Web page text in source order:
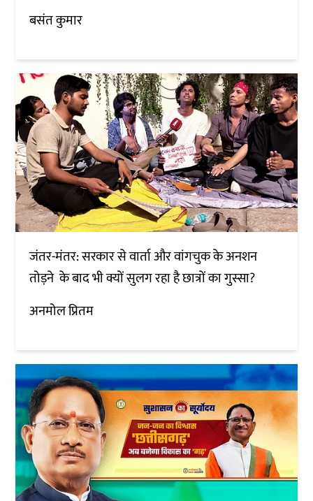
बसंत कुमार
जंतर-मंतर: सरकार से वार्ता और वांगचुक के अनशन
तोड़ने के बाद भी क्यों सुलग रहा है छात्रों का गुस्सा?
अनमोल प्रितम